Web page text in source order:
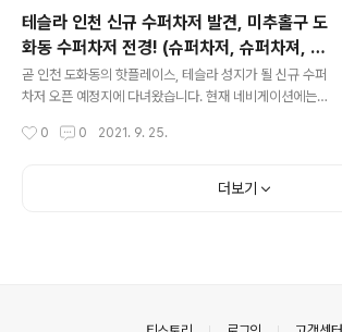
상황에 따라 출시 일정이 변경될 수 있습니다. *CCS 콤보
1 어댑터는 Model 3 및 Model Y 에서만 사용하실 수 있
습니다. *Model S 및 Model X에서는 사용하실 수 없으
며, 국내 충전 인프라와의 호환성 분석이 완료되면 추후 출
시 관련 정보를 안내드릴 예정입니다. 마침내 테슬라 코리
이 공개되었습니다. 판매 가..
테슬라 인천 신규 수퍼차저 발견, 미추홀구 도
화동 수퍼차저 전경! (슈퍼차저, 슈퍼차져, 엘
리웨이)
곧 인천 도화동의 핫플레이스, 테슬라 성지가 될 신규 수퍼
차저 오픈 예정지에 다녀왔습니다. 현재 네비게이션에는
'TESLA SUPERCHARGER' 안내판이 서있습니다. 9/2
게 아주 주차장 진입로가 쾌적합니다. 정말 여기서 진출입
0 0 2021. 9. 25.
더보기